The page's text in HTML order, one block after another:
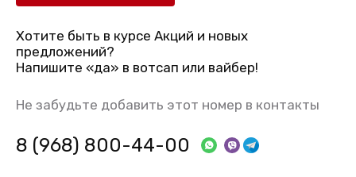
Хотите быть в курсе Акций и новых
предложений?
Напишите «да» в вотсап или вайбер!
Не забудьте добавить этот номер в контакты
8 (968) 800-44-00